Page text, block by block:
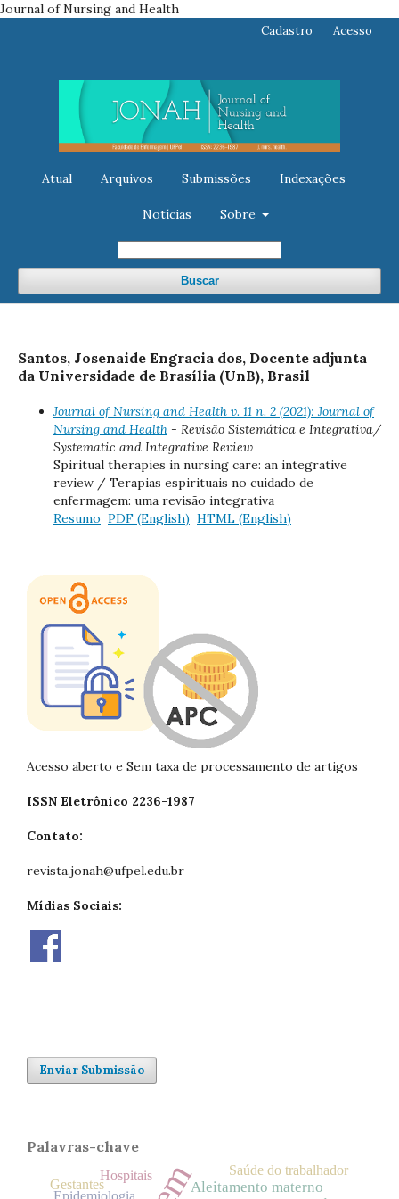
Journal of Nursing and Health
Atual Arquivos Submissões Indexações
Notícias Sobre
Buscar
Cadastro Acesso
Santos, Josenaide Engracia dos, Docente adjunta
da Universidade de Brasília (UnB), Brasil
Journal of Nursing and Health v. 11 n. 2 (2021): Journal of
Nursing and Health - Revisão Sistemática e Integrativa/
Systematic and Integrative Review
Spiritual therapies in nursing care: an integrative
review / Terapias espirituais no cuidado de
enfermagem: uma revisão integrativa
Resumo PDF (English) HTML (English)
Acesso aberto e Sem taxa de processamento de artigos
ISSN Eletrônico 2236-1987
Contato:
revista.jonah@ufpel.edu.br
Mídias Sociais:
Enviar Submissão
Palavras-chave
Aleitamento materno
Saúde do trabalhador
Hospitais
Gestantes